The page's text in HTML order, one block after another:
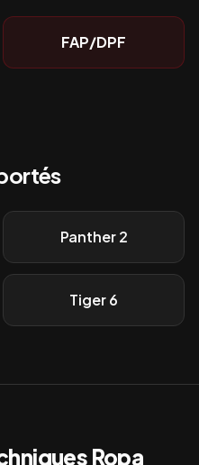
FAP/DPF
Panther 2
Tiger 6
Ropa